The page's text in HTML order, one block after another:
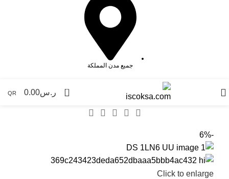
جميع مدن المملكة
0 ر.س0.00
QR
-6%
Click to enlarge